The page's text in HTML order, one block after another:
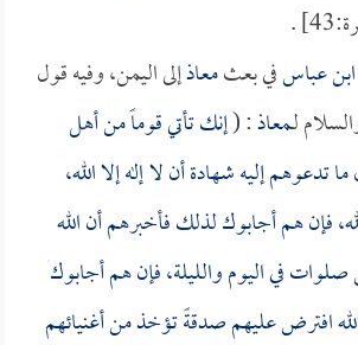
.
ابن عباسفي بعثمعاذإلى اليمن، وفيه قول
لـمعاذ: (إنك تأتي قوماً من أهل
تدعوهم إليه شهادة أن لا إله إلا الله،
فإن هم أجابوك لذلك فأخبرهم أن الله
في اليوم والليلة، فإن هم أجابوك
افترض عليهم صدقةً تؤخذ من أغنيائهم